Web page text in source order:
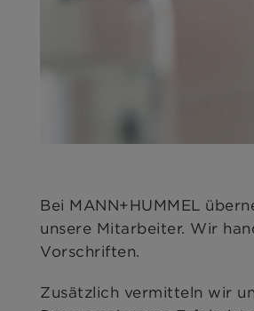
Bei MANN+HUMMEL
unsere Mitarbeiter. Wir
Vorschriften.
Zusätzlich vermitteln wir